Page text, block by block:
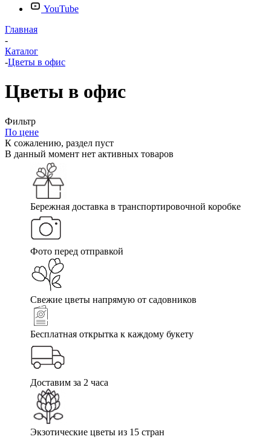
YouTube
Главная
-
Каталог
-Цветы в офис
Цветы в офис
Фильтр
По цене
К сожалению, раздел пуст
В данный момент нет активных товаров
Бережная доставка в транспортировочной коробке
Фото перед отправкой
Свежие цветы напрямую от садовников
Бесплатная открытка к каждому букету
Доставим за 2 часа
Экзотические цветы из 15 стран